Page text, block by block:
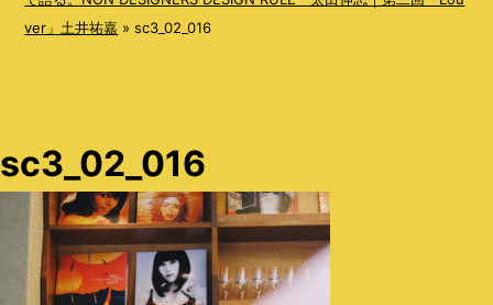
n
ver」土井祐嘉 »sc3_02_016
sc3_02_016